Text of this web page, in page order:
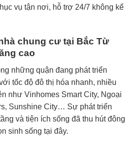
vụ tận nơi, hỗ trợ 24/7 không kể
chung cư tại Bắc Từ
cao
những quận đang phát triển
tốc độ đô thị hóa nhanh, nhiều
như Vinhomes Smart City, Ngoại
Sunshine City… Sự phát triển
và tiện ích sống đã thu hút đông
sinh sống tại đây.